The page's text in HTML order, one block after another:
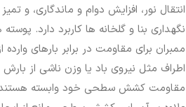
انتقال نور، افزایش دوام و ماندگاری، و
نگهداری بنا و گلخانه ها کاربرد دارد.
ممبران برای مقاومت در برابر بارهای
اطراف مثل نیروی باد یا وزن ناشی از بارش
مقاومت کشش سطحی خود وابسته